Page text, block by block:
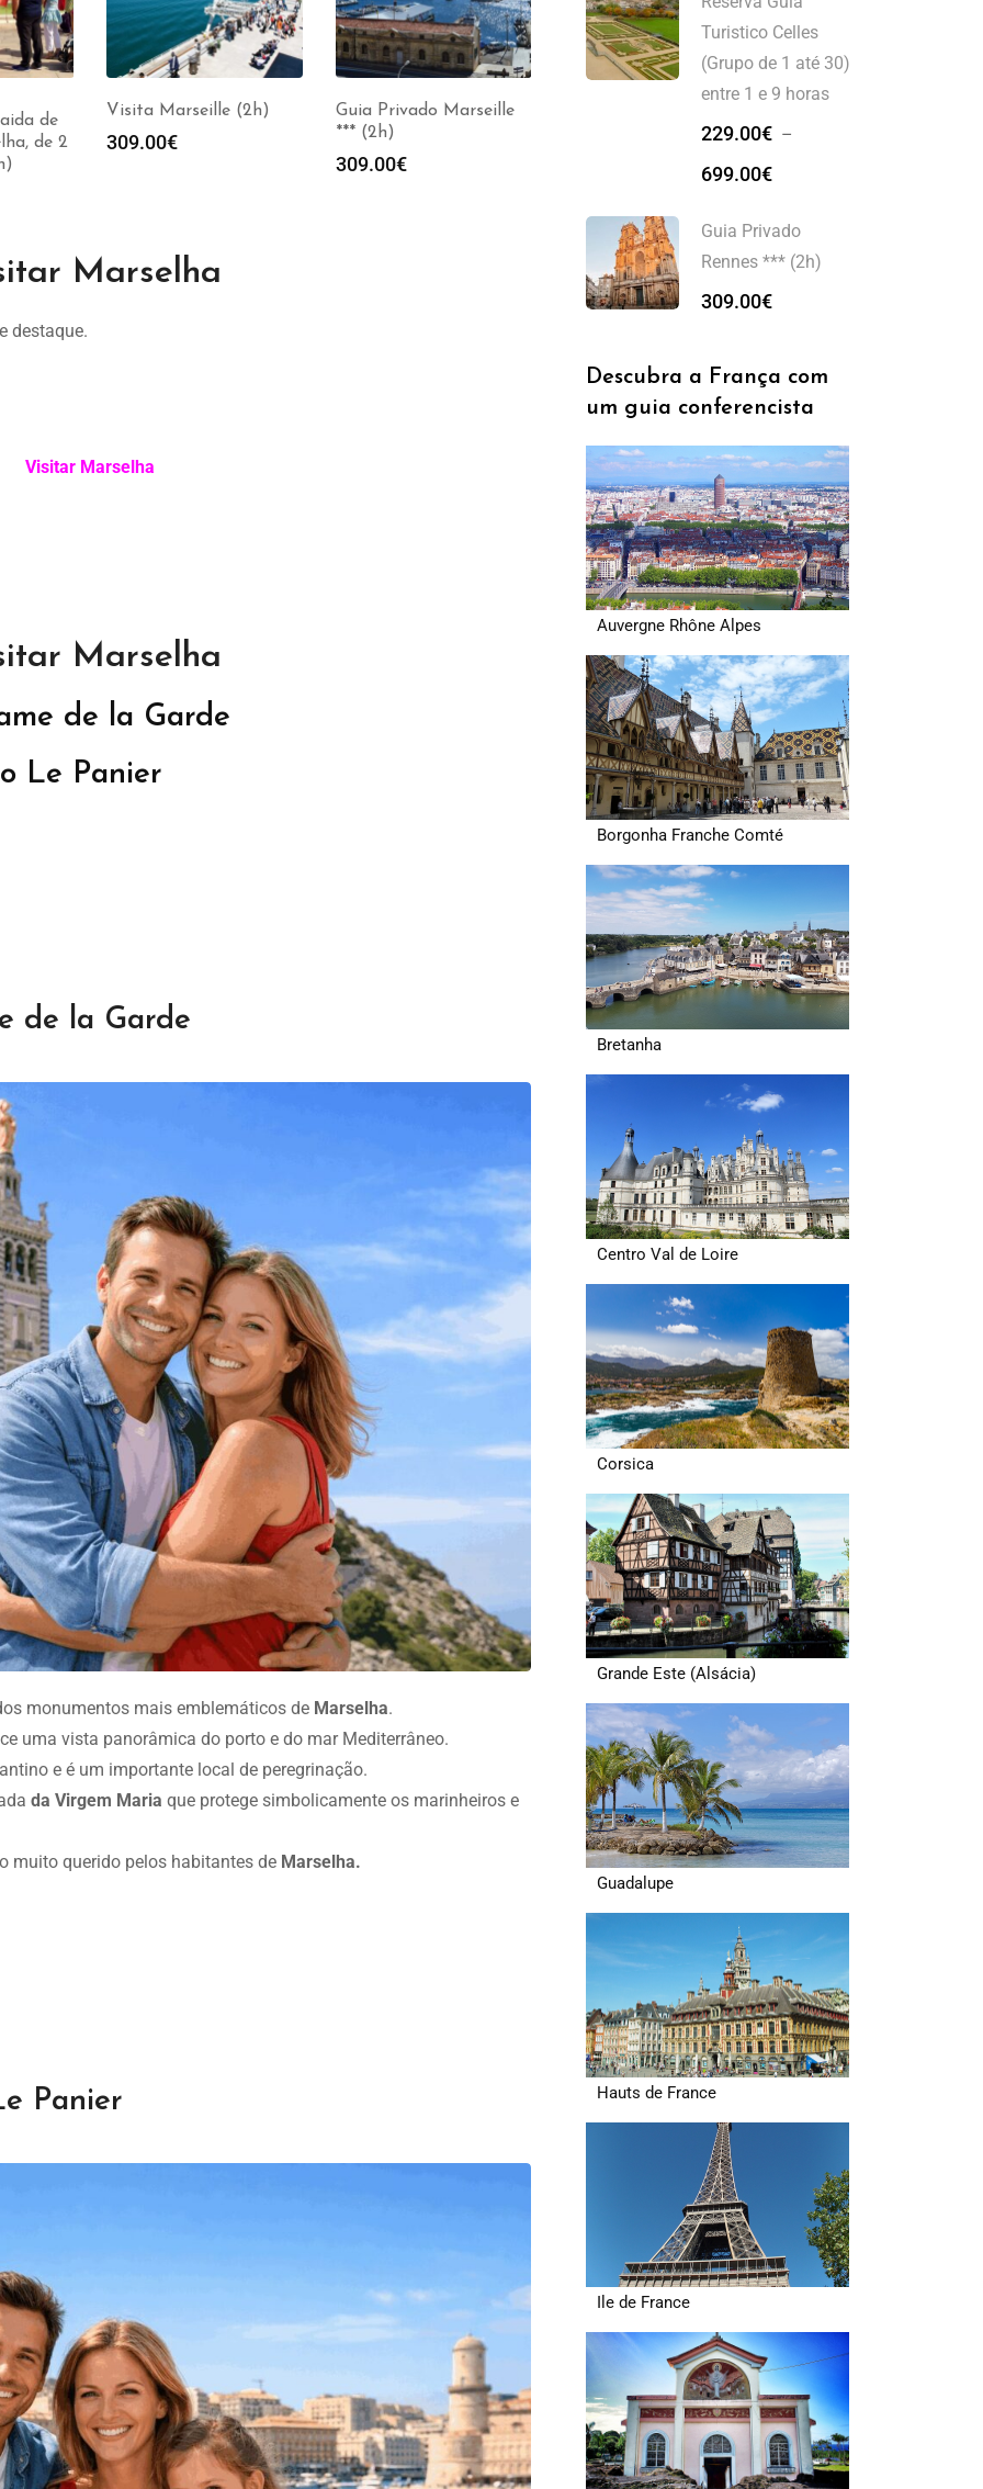
de
de 2
Visita Marseille (2h)
309.00€
Guia Privado Marseille
*** (2h)
309.00€
Marselha
destaque.
Visitar Marselha
Marselha
de la Garde
Le Panier
de la Garde
monumentos mais emblemáticos de Marselha.
uma vista panorâmica do porto e do mar Mediterrâneo.
e é um importante local de peregrinação.
da Virgem Maria que protege simbolicamente os marinheiros e
muito querido pelos habitantes de Marselha.
Panier
Turistico Celles
(Grupo de 1 até 30)
entre 1 e 9 horas
229.00€ –
699.00€
Guia Privado
Rennes *** (2h)
309.00€
Descubra a França com
um guia conferencista
Auvergne Rhône Alpes
Borgonha Franche Comté
Bretanha
Centro Val de Loire
Corsica
Grande Este (Alsácia)
Guadalupe
Hauts de France
Ile de France